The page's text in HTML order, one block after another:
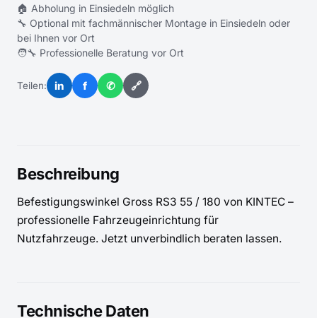
🏠 Abholung in Einsiedeln möglich
🔧 Optional mit fachmännischer Montage in Einsiedeln oder
bei Ihnen vor Ort
🧑‍🔧 Professionelle Beratung vor Ort
Teilen: in f ✆ 🔗
Beschreibung
Befestigungswinkel Gross RS3 55 / 180 von KINTEC –
professionelle Fahrzeugeinrichtung für
Nutzfahrzeuge. Jetzt unverbindlich beraten lassen.
Technische Daten